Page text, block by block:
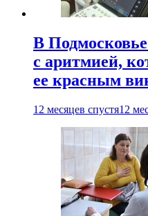
В
с аритмией,
ее красным
12 месяцев спустя12